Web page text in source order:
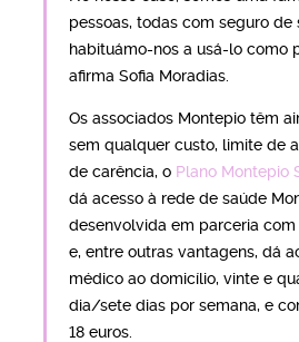
pessoas, todas com seguro de
habituámo-nos a usá-lo como
afirma Sofia Moradias.
Os associados Montepio têm
sem qualquer custo, limite de
de carência, o Plano Montepio
dá acesso à rede de saúde
desenvolvida em parceria com
e, entre outras vantagens, dá
médico ao domicílio, vinte e
dia/sete dias por semana, e
18 euros.